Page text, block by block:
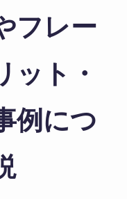
フレー
ット・
例につ